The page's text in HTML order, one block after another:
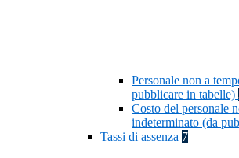
Personale non a
pubblicare in tabelle)
Costo del personale
indeterminato (da
Tassi di assenza 7